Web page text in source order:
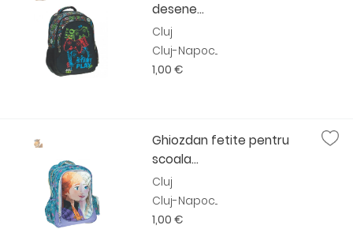
desene...
Cluj
Cluj-Napoc...
1,00 €
Ghiozdan fetite pentru
scoala...
Cluj
Cluj-Napoc...
1,00 €